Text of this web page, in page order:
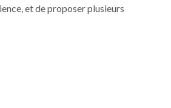
et de proposer plusieurs